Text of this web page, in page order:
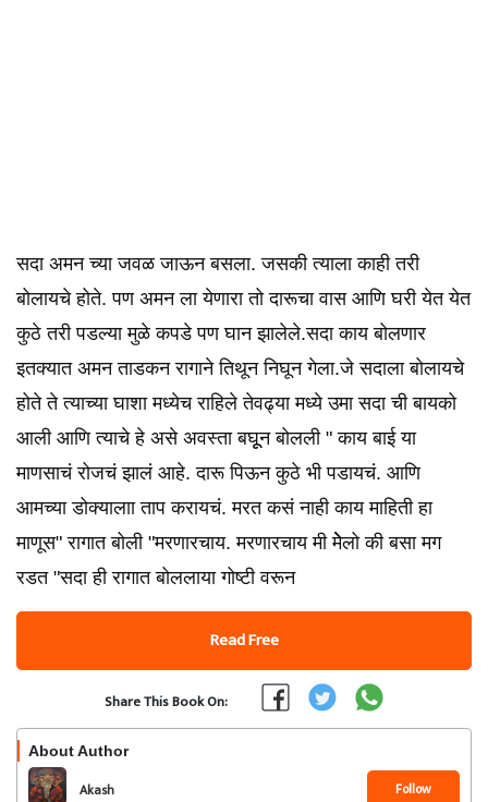
सदा अमन च्या जवळ जाऊन बसला. जसकी त्याला काही तरी
बोलायचे होते. पण अमन ला येणारा तो दारूचा वास आणि घरी येत येत
कुठे तरी पडल्या मुळे कपडे पण घान झालेले.सदा काय बोलणार
इतक्यात अमन ताडकन रागाने तिथून निघून गेला.जे सदाला बोलायचे
होते ते त्याच्या घाशा मध्येच राहिले तेवढ्या मध्ये उमा सदा ची बायको
आली आणि त्याचे हे असे अवस्ता बघूून बोलली " काय बाई या
माणसाचं रोजचं झालं आहे. दारू पिऊन कुठे भी पडायचं. आणि
आमच्या डोक्यालाा ताप करायचं. मरत कसं नाही काय माहिती हा
माणूस" रागात बोली "मरणारचाय. मरणारचाय मी मेेेलो की बसा मग
रडत "सदा ही रागात बोललाया गोष्टी वरून
Read Free
Share This Book On:
About Author
Akash Follow